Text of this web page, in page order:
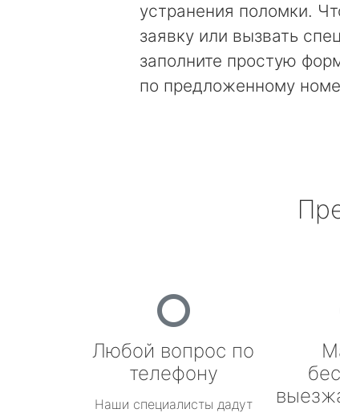
устранения поломки.
заявку или вызвать
заполните простую
по предложенному
Любой вопрос по
телефону
Наши специалисты дадут